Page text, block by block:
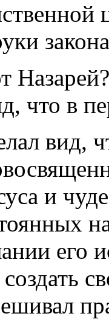
что в
вид,
и
его